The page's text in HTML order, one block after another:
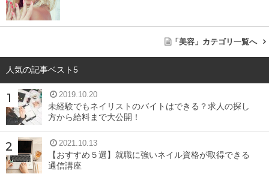
「美容」カテゴリ一覧へ
人気の記事ベスト5
2019.10.20
未経験でもネイリストのバイトはできる？求人の探し
方から給料まで大公開！
2021.10.13
【おすすめ５選】就職に強いネイル資格が取得できる
通信講座